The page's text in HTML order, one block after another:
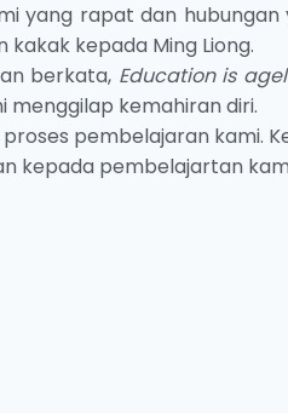
yang rapat dan
kakak kepada Ming Liong.
berkata, Education is
menggilap kemahiran diri.
pembelajaran kami.
kepada pembelajartan